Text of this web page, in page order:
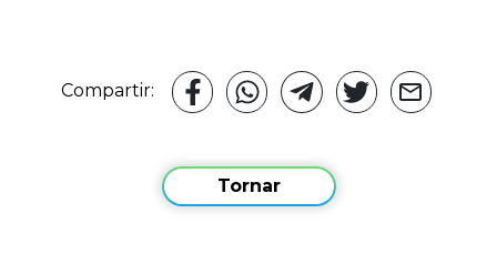
Compartir:
Tornar